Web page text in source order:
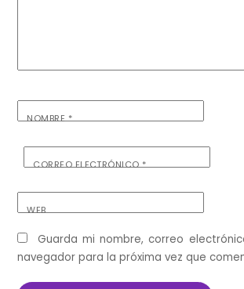
NOMBRE*
CORREO ELECTRÓNICO*
WEB
Guarda mi nombre, correo
navegador para la próxima vez que